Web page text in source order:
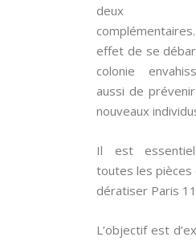
deux
effet de se
colonie
aussi de
nouveaux
Il est essentiel
toutes les pièces
dératiser Paris
L’objectif est